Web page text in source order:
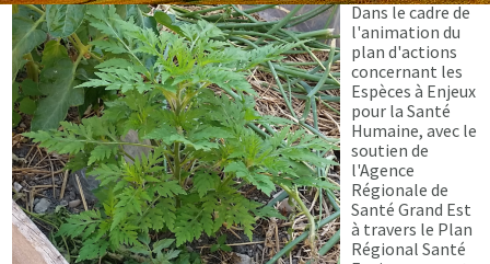
Dans le cadre de
l'animation du
plan d'actions
concernant les
Espèces à Enjeux
pour la Santé
Humaine, avec le
soutien de
l'Agence
Régionale de
Santé Grand Est
à travers le Plan
Régional Santé